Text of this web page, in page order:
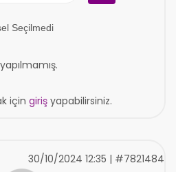
Seçilmedi
için girişyapabilirsiniz.
30/10/2024 12:35 | #7821484